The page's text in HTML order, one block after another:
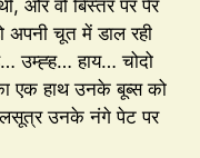
और वो बिस्तर पर पैर
अपनी चूत में डाल रही
उम्ह्ह… हाय… चोदो
एक हाथ उनके बूब्स को
उनके नंगे पेट पर